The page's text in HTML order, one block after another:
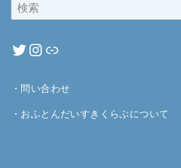
・ 問い合わせ
・ おふとんだいすきくらぶについて